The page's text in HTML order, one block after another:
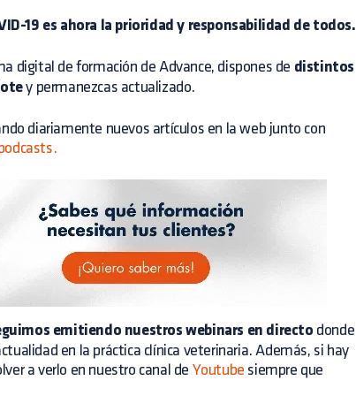
19 es ahora la prioridad y responsabilidad de todos.
digital de formación de Advance, dispones de distintos
y permanezcas actualizado.
diariamente nuevos artículos en laweb junto con
emitiendo nuestros webinars en directo donde
en la práctica clínica veterinaria. Además, si hay
a verlo en nuestro canal de Youtube siempre que